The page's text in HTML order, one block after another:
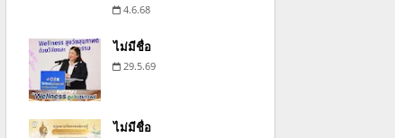
4.6.68
ไม่มีชื่อ
29.5.69
ไม่มีชื่อ